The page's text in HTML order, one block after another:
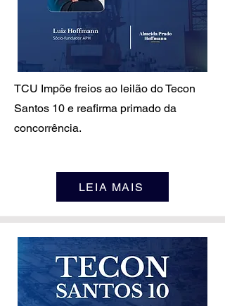
TCU Impõe freios ao leilão do Tecon
Santos 10 e reafirma primado da
concorrência.
LEIA MAIS